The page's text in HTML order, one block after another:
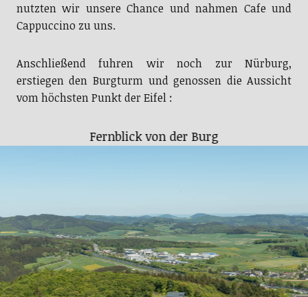
nutzten wir unsere Chance und nahmen Cafe und
Cappuccino zu uns.
Anschließend fuhren wir noch zur Nürburg,
erstiegen den Burgturm und genossen die Aussicht
vom höchsten Punkt der Eifel :